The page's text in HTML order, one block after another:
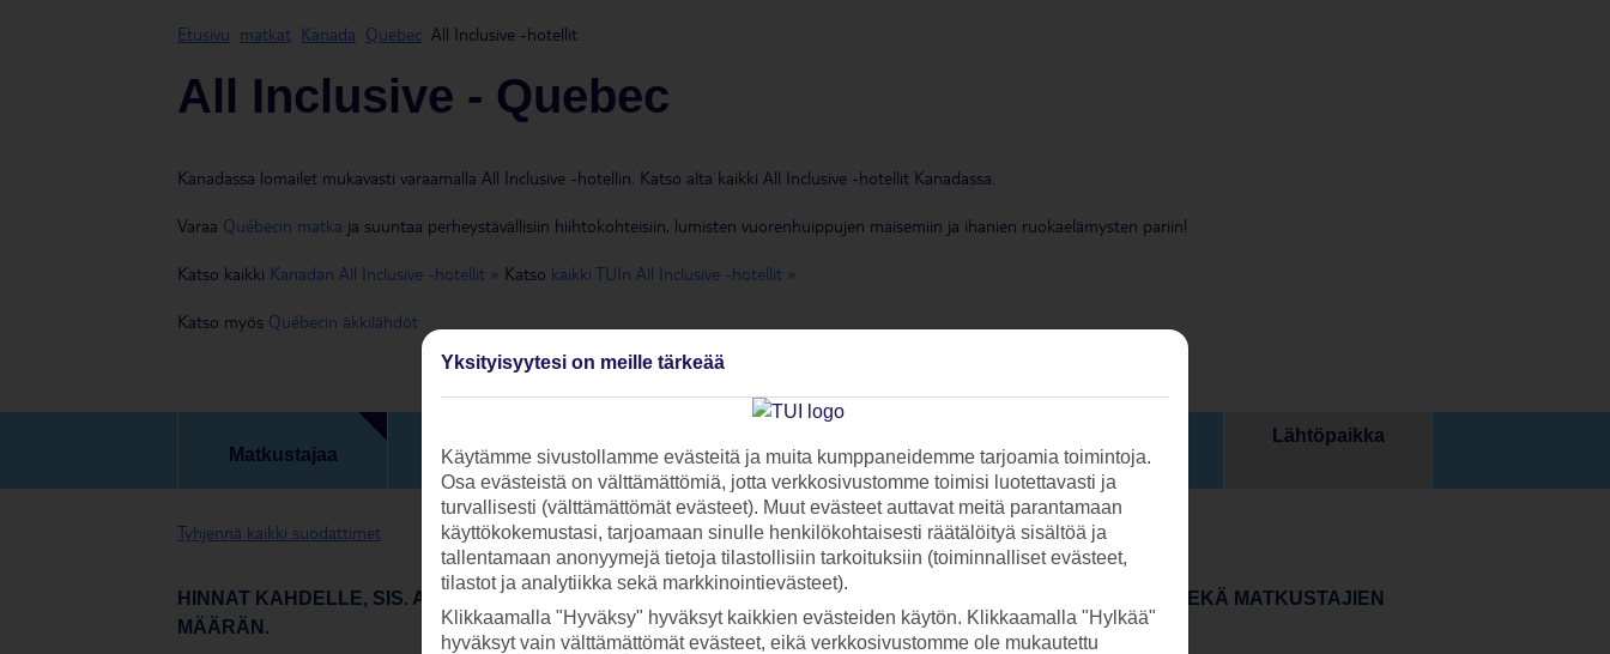
Etusivu matkat Kanada Quebec All Inclusive -hotellit
All Inclusive - Quebec
Kanadassa lomailet mukavasti varaamalla All Inclusive -hotellin. Katso alta kaikki All Inclusive -hotellit Kanadassa.
Varaa Québecin matka ja suuntaa perheystävällisiin hiihtokohteisiin, lumisten vuorenhuippujen maisemiin ja ihanien ruokaelämysten pariin!
Katso kaikki Kanadan All Inclusive -hotellit » Katso kaikki TUIn All Inclusive -hotellit »
Katso myös Québecin äkkilähdöt
Matkustajaa
Päivämäärä ja
matkan kesto
asiakasarviot
Hinta
Lähtöpaikka
Tyhjennä kaikki suodattimet
HINNAT KAHDELLE, SIS. ALL INCLUSIVE. VALIKOIDEN AVULLA VOIT VALITA MM. TARKAN LÄHTÖPÄIVÄN SEKÄ MATKUSTAJIEN
MÄÄRÄN.
Yksityisyytesi on meille tärkeää
Käytämme sivustollamme evästeitä ja muita kumppaneidemme tarjoamia toimintoja.
Osa evästeistä on välttämättömiä, jotta verkkosivustomme toimisi luotettavasti ja
turvallisesti (välttämättömät evästeet). Muut evästeet auttavat meitä parantamaan
käyttökokemustasi, tarjoamaan sinulle henkilökohtaisesti räätälöityä sisältöä ja
tallentamaan anonyymejä tietoja tilastollisiin tarkoituksiin (toiminnalliset evästeet,
tilastot ja analytiikka sekä markkinointievästeet).
Klikkaamalla "Hyväksy" hyväksyt kaikkien evästeiden käytön. Klikkaamalla "Hylkää"
hyväksyt vain välttämättömät evästeet, eikä verkkosivustomme ole mukautettu